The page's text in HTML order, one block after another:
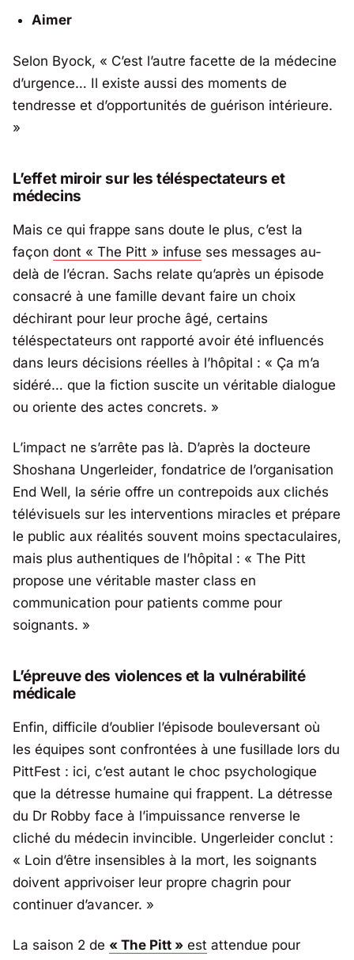
Aimer
Selon Byock, « C’est l’autre facette de la médecine
d’urgence… Il existe aussi des moments de
tendresse et d’opportunités de guérison intérieure.
»
L’effet miroir sur les téléspectateurs et
médecins
Mais ce qui frappe sans doute le plus, c’est la
façon dont « The Pitt » infuse ses messages au-
delà de l’écran. Sachs relate qu’après un épisode
consacré à une famille devant faire un choix
déchirant pour leur proche âgé, certains
téléspectateurs ont rapporté avoir été influencés
dans leurs décisions réelles à l’hôpital : « Ça m’a
sidéré… que la fiction suscite un véritable dialogue
ou oriente des actes concrets. »
L’impact ne s’arrête pas là. D’après la docteure
Shoshana Ungerleider, fondatrice de l’organisation
End Well, la série offre un contrepoids aux clichés
télévisuels sur les interventions miracles et prépare
le public aux réalités souvent moins spectaculaires,
mais plus authentiques de l’hôpital : « The Pitt
propose une véritable master class en
communication pour patients comme pour
soignants. »
L’épreuve des violences et la vulnérabilité
médicale
Enfin, difficile d’oublier l’épisode bouleversant où
les équipes sont confrontées à une fusillade lors du
PittFest : ici, c’est autant le choc psychologique
que la détresse humaine qui frappent. La détresse
du Dr Robby face à l’impuissance renverse le
cliché du médecin invincible. Ungerleider conclut :
« Loin d’être insensibles à la mort, les soignants
doivent apprivoiser leur propre chagrin pour
continuer d’avancer. »
La saison 2 de « The Pitt » est attendue pour